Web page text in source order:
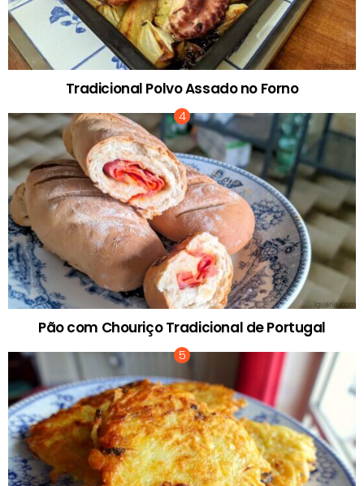
Tradicional Polvo Assado no Forno
Pão com Chouriço Tradicional de Portugal